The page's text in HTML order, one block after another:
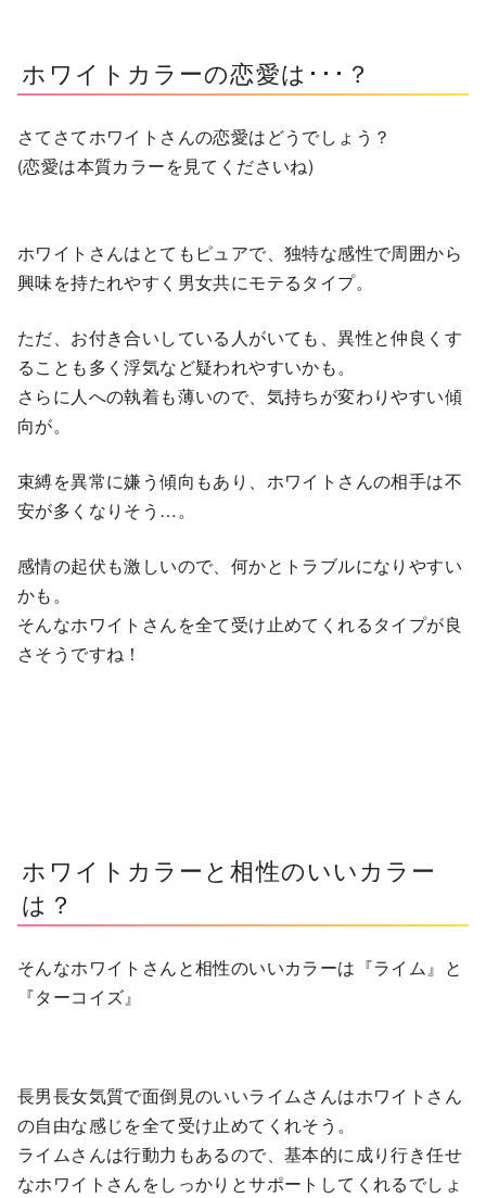
ホワイトカラーの恋愛は･･･？
さてさてホワイトさんの恋愛はどうでしょう？
(恋愛は本質カラーを見てくださいね)
ホワイトさんはとてもピュアで、独特な感性で周囲から
興味を持たれやすく男女共にモテるタイプ。
ただ、お付き合いしている人がいても、異性と仲良くす
ることも多く浮気など疑われやすいかも。
さらに人への執着も薄いので、気持ちが変わりやすい傾
向が。
束縛を異常に嫌う傾向もあり、ホワイトさんの相手は不
安が多くなりそう…。
感情の起伏も激しいので、何かとトラブルになりやすい
かも。
そんなホワイトさんを全て受け止めてくれるタイプが良
さそうですね！
ホワイトカラーと相性のいいカラー
は？
そんなホワイトさんと相性のいいカラーは『ライム』と
『ターコイズ』
長男長女気質で面倒見のいいライムさんはホワイトさん
の自由な感じを全て受け止めてくれそう。
ライムさんは行動力もあるので、基本的に成り行き任せ
なホワイトさんをしっかりとサポートしてくれるでしょ